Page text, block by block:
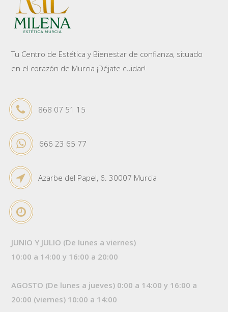
Tu Centro de Estética y Bienestar de confianza, situado
en el corazón de Murcia ¡Déjate cuidar!
868 07 51 15
666 23 65 77
Azarbe del Papel, 6. 30007 Murcia
JUNIO Y JULIO (De lunes a viernes)
10:00 a 14:00 y 16:00 a 20:00
AGOSTO (De lunes a jueves) 0:00 a 14:00 y 16:00 a
20:00 (viernes) 10:00 a 14:00